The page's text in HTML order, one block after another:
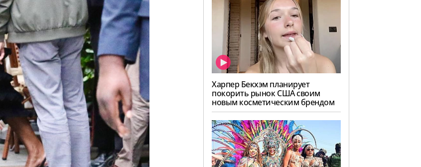
Харпер Бекхэм планирует
покорить рынок США своим
новым косметическим брендом